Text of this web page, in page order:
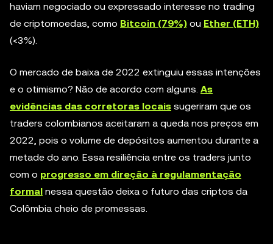
haviam negociado ou expressado interesse no trading
de criptomoedas, como Bitcoin (79%) ou Ether (ETH)
(<3%).
O mercado de baixa de 2022 extinguiu essas intenções
e o otimismo? Não de acordo com alguns. As
evidências das corretoras locais sugeriram que os
traders colombianos aceitaram a queda nos preços em
2022, pois o volume de depósitos aumentou durante a
metade do ano. Essa resiliência entre os traders junto
com o progresso em direção à regulamentação
formal nessa questão deixa o futuro das criptos da
Colômbia cheio de promessas.